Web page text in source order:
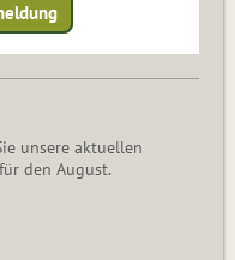
unsere aktuellen
den August.